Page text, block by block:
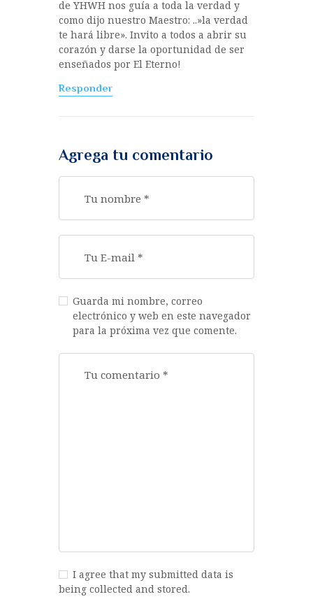
de YHWH nos guía a toda la verdad y
como dijo nuestro Maestro: ..»la verdad
te hará libre». Invito a todos a abrir su
corazón y darse la oportunidad de ser
enseñados por El Eterno!
Responder
Agrega tu comentario
Guarda mi nombre, correo
electrónico y web en este navegador
para la próxima vez que comente.
I agree that my submitted data is
being collected and stored.